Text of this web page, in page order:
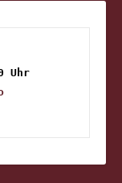
Uhr